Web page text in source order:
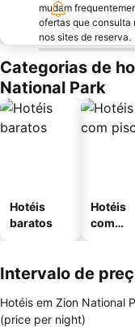
mudam
ofertas que consulta
nos sites de reserva.
Categorias de
National Park
Hotéis
baratos
Hotéis
com
Intervalo de
Hotéis em Zion National
(price per night)